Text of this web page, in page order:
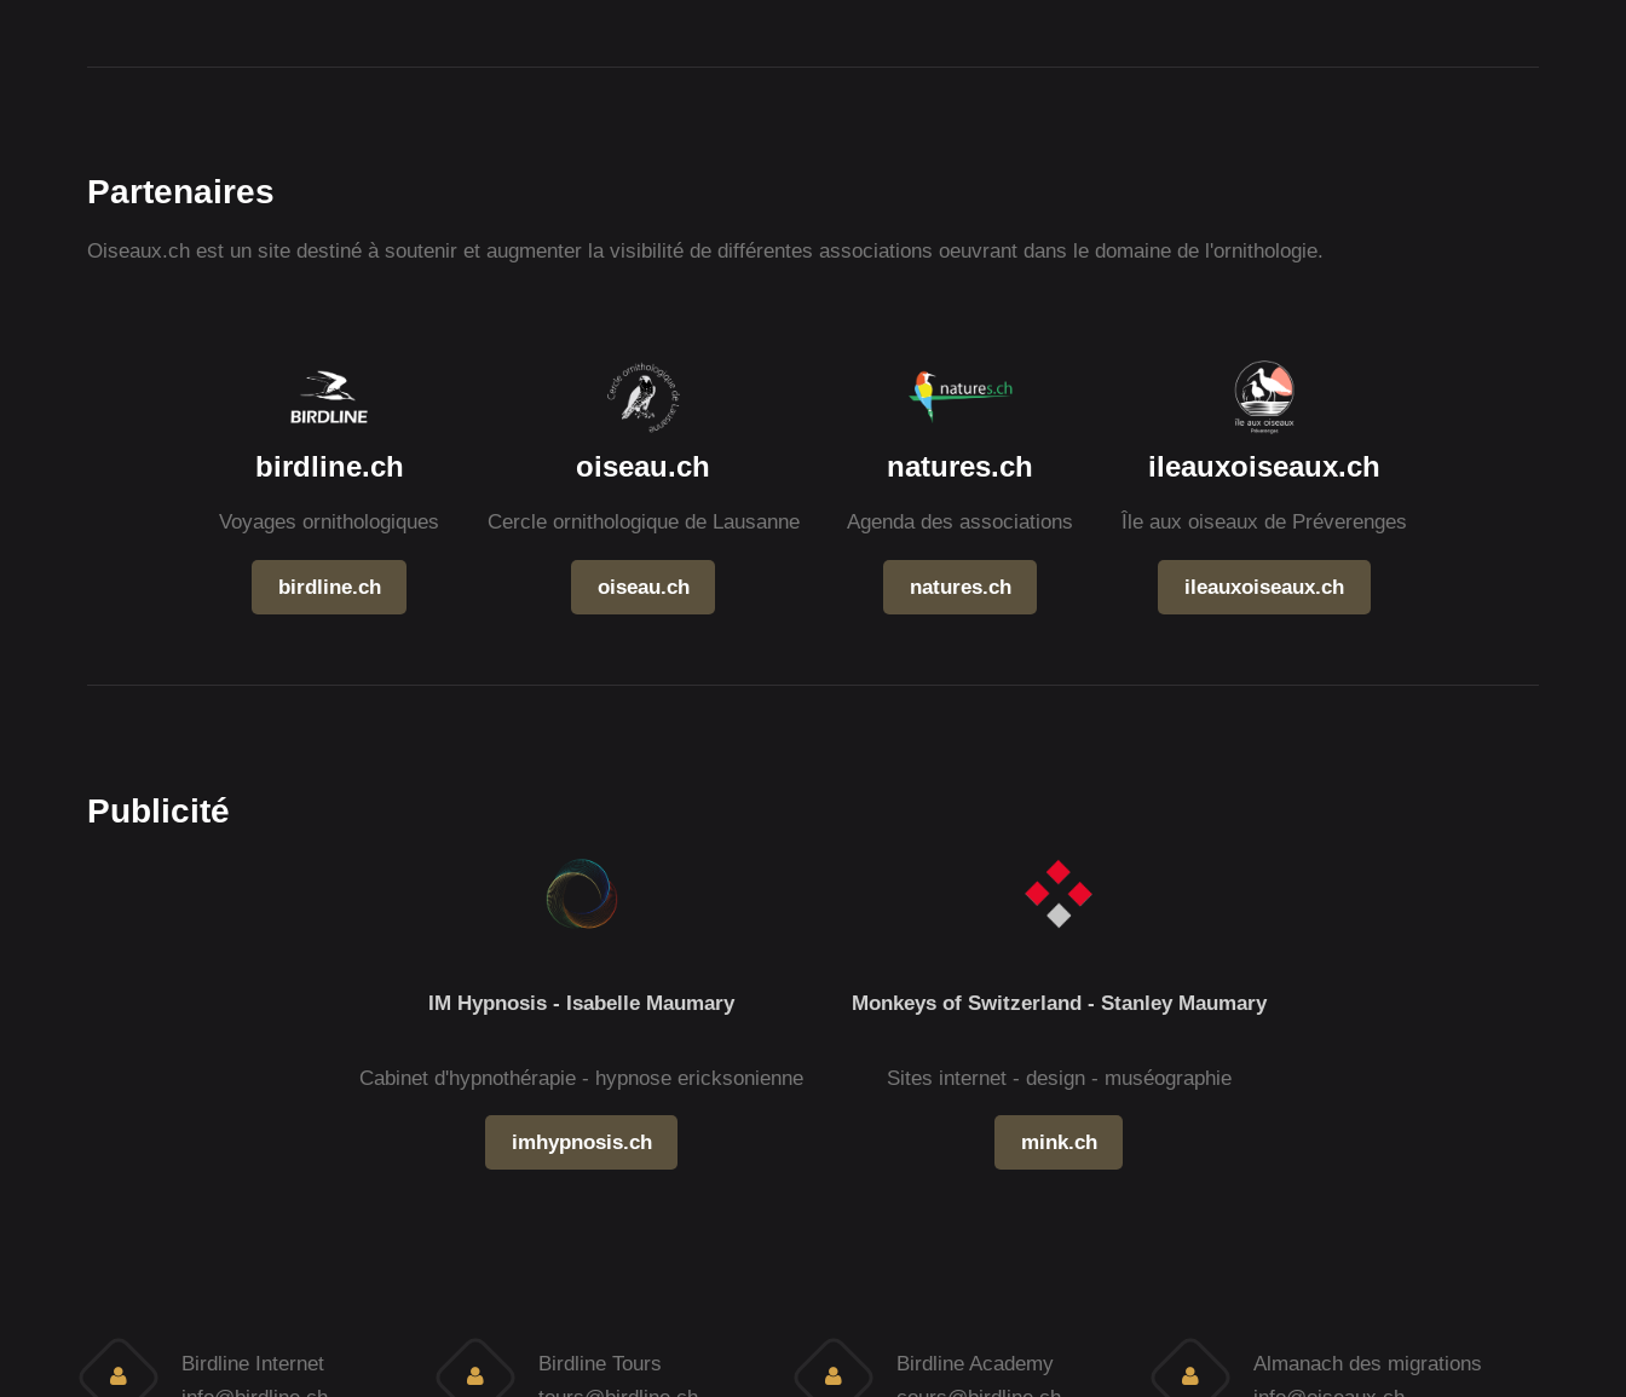
Partenaires
Oiseaux.ch est un site destiné à soutenir et augmenter la visibilité de différentes associations oeuvrant dans le domaine de l'ornithologie.
birdline.ch
Voyages ornithologiques
birdline.ch
oiseau.ch
Cercle ornithologique de Lausanne
oiseau.ch
natures.ch
Agenda des associations
natures.ch
ileauxoiseaux.ch
Île aux oiseaux de Préverenges
ileauxoiseaux.ch
Publicité
IM Hypnosis - Isabelle Maumary
Cabinet d'hypnothérapie - hypnose ericksonienne
imhypnosis.ch
Monkeys of Switzerland - Stanley Maumary
Sites internet - design - muséographie
mink.ch
Birdline Internet
Birdline Tours
Birdline Academy
Almanach des migrations